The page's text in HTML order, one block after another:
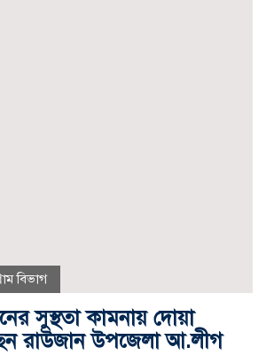
বিভাগ
সুস্থতা কামনায় দোয়া
রাউজান উপজেলা আ.লীগ